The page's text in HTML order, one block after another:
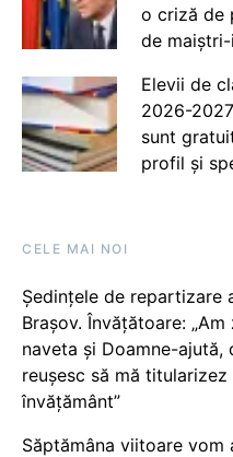
o criză de
de
Elevii de
2026-
sunt
profil și
CELE MAI NOI
Ședințele de repartizare
Brașov. Învățătoare:
naveta și Doamne-ajută,
reușesc să mă
învățământ”
Săptămâna viitoare vom